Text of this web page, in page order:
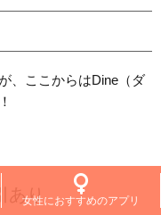
女性におすすめのアプリ
、ここからはDine（ダ
あり